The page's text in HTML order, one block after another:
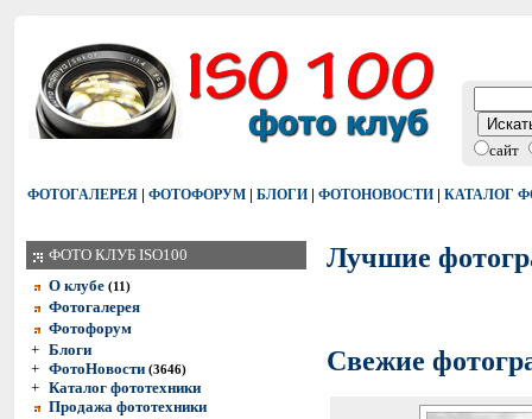
сайт
ФОТОГАЛЕРЕЯ | ФОТОФОРУМ | БЛОГИ | ФОТОНОВОСТИ | КАТАЛОГ
ФОТО КЛУБ ISO100
О клубе (11)
Фотогалерея
Фотофорум
+ Блоги
+ ФотоНовости (3646)
+ Каталог фототехники
Продажа фототехники
Лучшие
Свежие